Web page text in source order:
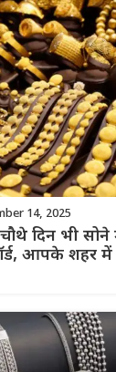
14, 2025
दिन भी सोने
आपके शहर